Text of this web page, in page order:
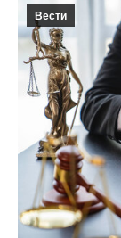
Вести